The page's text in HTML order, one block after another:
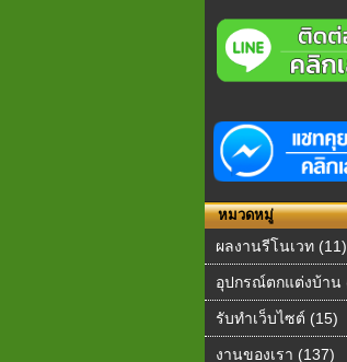
หมวดหมู่
ผลงานรีโนเวท (11)
อุปกรณ์ตกแต่งบ้าน
รับทำเว็บไซต์ (15)
งานของเรา (137)